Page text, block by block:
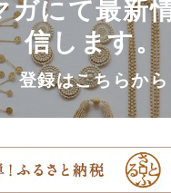
ガにて最新
信します。
登録はこちらから